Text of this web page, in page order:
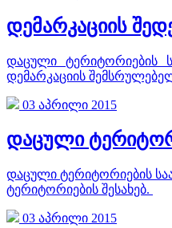
დემარკაციის
დაცული ტერიტორიების
დემარკაციის
03 აპრილი 2015
დაცული
დაცული ტერიტორიების
ტერიტორიების შესახებ.
03 აპრილი 2015